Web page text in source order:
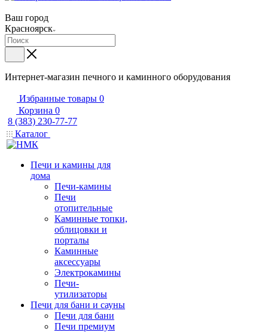
Ваш город
Красноярск
Интернет-магазин печного и каминного оборудования
Избранные товары 0
Корзина 0
8 (383) 230-77-77
Каталог
Печи и камины для
дома
Печи-камины
Печи
отопительные
Каминные топки,
облицовки и
порталы
Каминные
аксессуары
Электрокамины
Печи-
утилизаторы
Печи для бани и сауны
Печи для бани
Печи премиум